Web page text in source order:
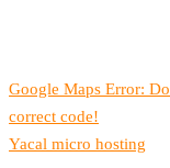
Google Maps Error:
correct code!
Yacal micro hosting